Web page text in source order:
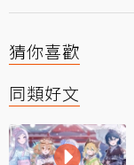
猜你喜歡
同類好文